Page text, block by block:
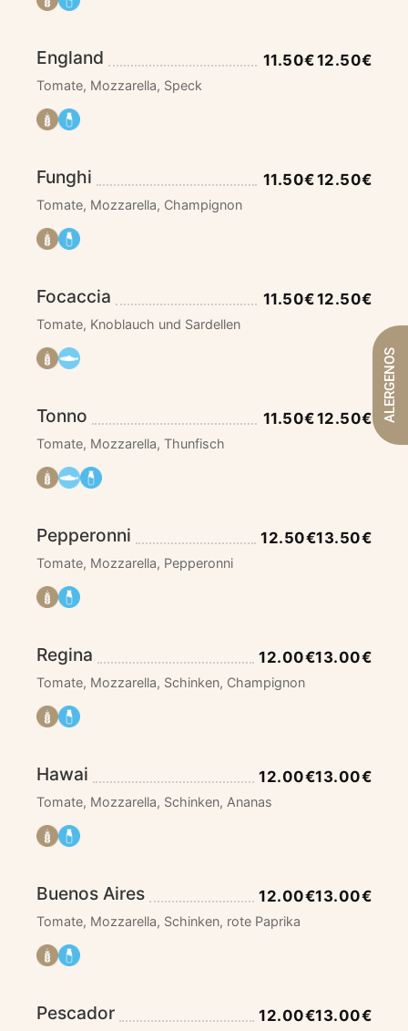
England 11.50€12.50€
Tomate, Mozzarella, Speck
Funghi 11.50€12.50€
Tomate, Mozzarella, Champignon
Focaccia 11.50€12.50€
Tomate, Knoblauch und Sardellen
Tonno 11.50€12.50€
Tomate, Mozzarella, Thunfisch
Pepperonni 12.50€13.50€
Tomate, Mozzarella, Pepperonni
Regina 12.00€13.00€
Tomate, Mozzarella, Schinken, Champignon
Hawai 12.00€13.00€
Tomate, Mozzarella, Schinken, Ananas
Buenos Aires 12.00€13.00€
Tomate, Mozzarella, Schinken, rote Paprika
Pescador 12.00€13.00€
ALERGENOS